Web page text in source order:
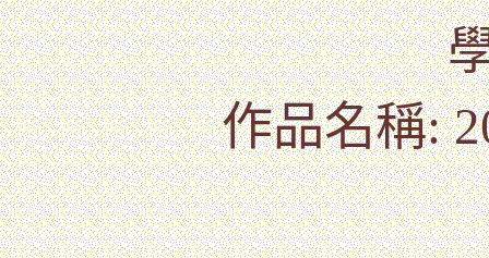
作品名稱: